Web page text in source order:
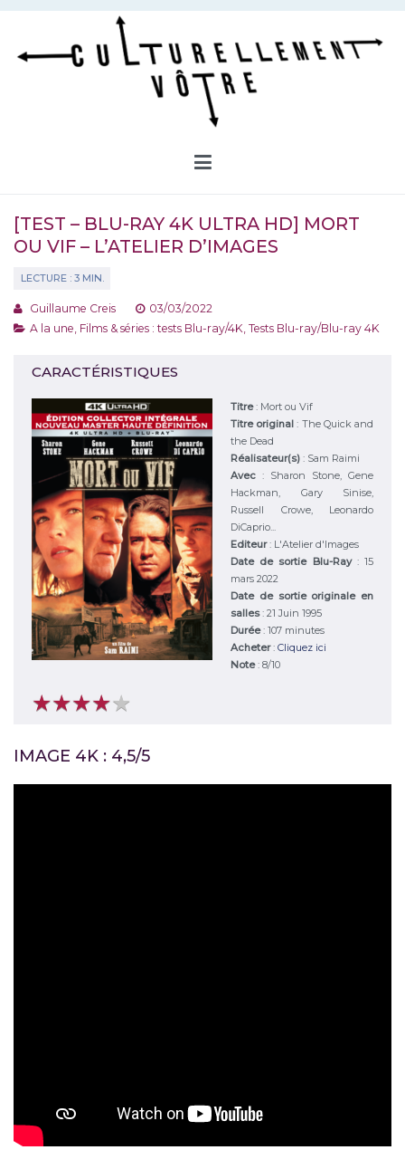
Aller
contenu
[TEST – BLU-RAY 4K ULTRA HD] MORT
OU VIF – L’ATELIER D’IMAGES
Guillaume Creis
03/03/2022
A la une Films & séries : tests Blu-ray/4K Tests Blu-ray/Blu-ray 4K
CARACTÉRISTIQUES
Titre: Mort ou Vif
Titre original: The Quick and
the Dead
Réalisateur(s) : Sam Raimi
Avec : Sharon Stone, Gene
Hackman, Gary Sinise,
Russell Crowe, Leonardo
DiCaprio...
Editeur: L'Atelier d'Images
Date de sortie Blu-Ray : 15
mars 2022
Date de sortie originale en
salles: 21 Juin 1995
Durée: 107 minutes
Acheter: Cliquez ici
Note: 8/10
★★★★★
★★★★★
IMAGE 4K : 4,5/5